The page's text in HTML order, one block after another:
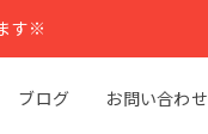
す※
ブログ お問い合わせ